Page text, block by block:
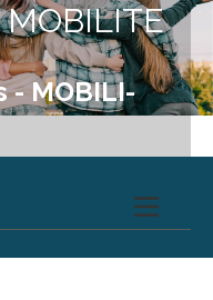
MOBILITE
- MOBILI-